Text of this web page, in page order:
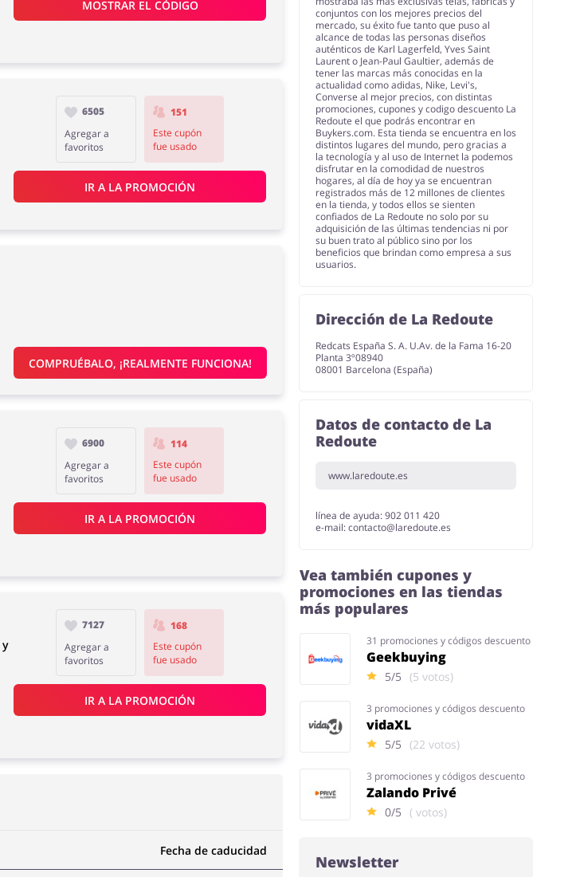
MOSTRAR EL CÓDIGO
6505
Agregar a
favoritos
151
Este cupón
fue usado
IR A LA PROMOCIÓN
6900
Agregar a
favoritos
114
Este cupón
fue usado
IR A LA PROMOCIÓN
y
7127
Agregar a
favoritos
168
Este cupón
fue usado
IR A LA PROMOCIÓN
COMPRUÉBALO, ¡REALMENTE FUNCIONA!
Fecha de caducidad
conjuntos con los mejores precios del
mercado, su éxito fue tanto que puso al
alcance de todas las personas diseños
auténticos de Karl Lagerfeld, Yves Saint
Laurent o Jean-Paul Gaultier, además de
tener las marcas más conocidas en la
actualidad como adidas, Nike, Levi's,
Converse al mejor precios, con distintas
promociones, cupones y codigo descuento La
Redoute el que podrás encontrar en
Buykers.com. Esta tienda se encuentra en los
distintos lugares del mundo, pero gracias a
la tecnología y al uso de Internet la podemos
disfrutar en la comodidad de nuestros
hogares, al día de hoy ya se encuentran
registrados más de 12 millones de clientes
en la tienda, y todos ellos se sienten
confiados de La Redoute no solo por su
adquisición de las últimas tendencias ni por
su buen trato al público sino por los
beneficios que brindan como empresa a sus
usuarios.
Dirección de La Redoute
Redcats España S. A. U.Av. de la Fama 16-20
Planta 3º08940
08001 Barcelona (España)
Datos de contacto de La
Redoute
www.laredoute.es
línea de ayuda: 902 011 420
e-mail:contacto@laredoute.es
Vea también cupones y
promociones en las tiendas
más populares
31 promociones y códigos descuento
Geekbuying
5/5 (5 votos)
3 promociones y códigos descuento
vidaXL
5/5 (22 votos)
3 promociones y códigos descuento
Zalando Privé
0/5 ( votos)
Newsletter